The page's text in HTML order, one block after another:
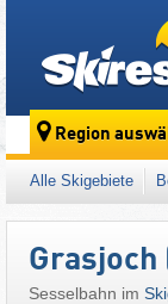
Region
Alle Skigebiete
Grasjoch
Sesselbahn im